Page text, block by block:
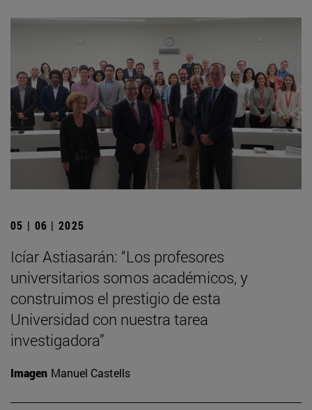
05 | 06 | 2025
Icíar Astiasarán: “Los profesores
universitarios somos académicos, y
construimos el prestigio de esta
Universidad con nuestra tarea
investigadora”
Imagen Manuel Castells